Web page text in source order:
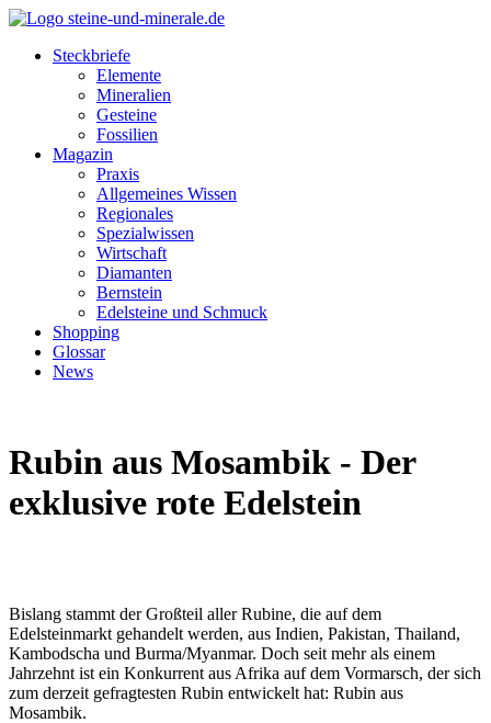
Steckbriefe
Elemente
Mineralien
Gesteine
Fossilien
Magazin
Praxis
Allgemeines Wissen
Regionales
Spezialwissen
Wirtschaft
Diamanten
Bernstein
Edelsteine und Schmuck
Shopping
Glossar
News
Rubin aus Mosambik - Der
exklusive rote Edelstein
Bislang stammt der Großteil aller Rubine, die auf dem
Edelsteinmarkt gehandelt werden, aus Indien, Pakistan, Thailand,
Kambodscha und Burma/Myanmar. Doch seit mehr als einem
Jahrzehnt ist ein Konkurrent aus Afrika auf dem Vormarsch, der sich
zum derzeit gefragtesten Rubin entwickelt hat: Rubin aus
Mosambik.